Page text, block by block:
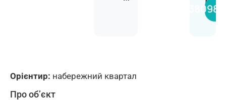
Орієнтир: набережний квартал
Про об’єкт